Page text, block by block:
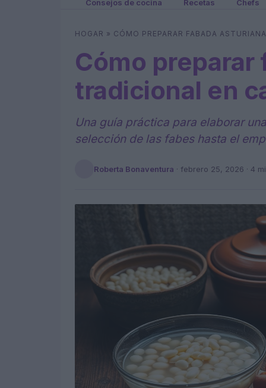
Consejos de cocina Recetas Chefs
HOGAR » CÓMO PREPARAR FABADA
Cómo preparar
tradicional en
Una guía práctica para elaborar
selección de las fabes hasta el
Roberta Bonaventura · febrero 25, 2026 · 4